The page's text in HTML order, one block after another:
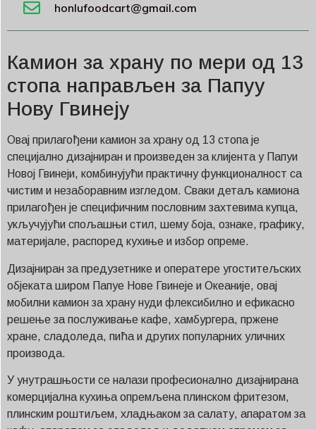
honlufoodcart@gmail.com
Камион за храну по мери од 13
стопа направљен за Папуу
Нову Гвинеју
Овај прилагођени камион за храну од 13 стопа је
специјално дизајниран и произведен за клијента у Папуи
Новој Гвинеји, комбинујући практичну функционалност са
чистим и незаборавним изгледом. Сваки детаљ камиона
прилагођен је специфичним пословним захтевима купца,
укључујући спољашњи стил, шему боја, ознаке, графику,
материјале, распоред кухиње и избор опреме.
Дизајниран за предузетнике и оператере угоститељских
објеката широм Папуе Нове Гвинеје и Океаније, овај
мобилни камион за храну нуди флексибилно и ефикасно
решење за послуживање кафе, хамбургера, пржене
хране, сладоледа, пића и других популарних уличних
производа.
У унутрашњости се налази професионално дизајнирана
комерцијална кухиња опремљена плинском фритезом,
плинским роштиљем, хладњаком за салату, апаратом за